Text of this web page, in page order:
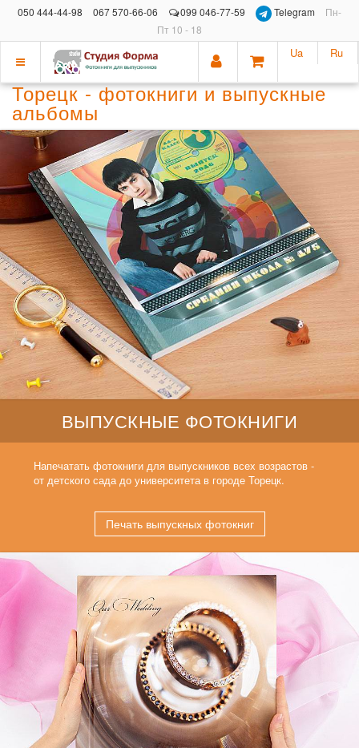
050 444-44-98 067 570-66-06 099 046-77-59 Telegram
Пн-
Пт 10 - 18
Показать
меню
Ua Ru
Торецк - фотокниги и выпускные
альбомы
ВЫПУСКНЫЕ ФОТОКНИГИ
Напечатать фотокниги для выпускников всех возрастов -
от детского сада до университета в городе Торецк.
Печать выпускных фотокниг